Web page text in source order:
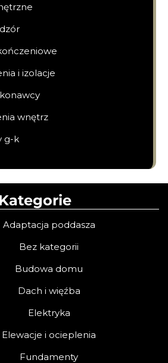
i izolacje
wnętrz
g-k
Kategorie
Adaptacja poddasza
Bez kategorii
Budowa domu
Dach i więźba
Elektryka
Elewacje i ocieplenia
Fundamenty